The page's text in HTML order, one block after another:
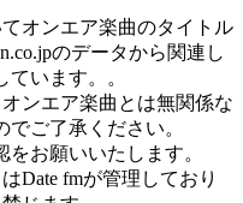
オンエア楽曲のタイトル
のデータから関連し
います。。
ンエア楽曲とは無関係な
ご了承ください。
お願いいたします。
Date fmが管理しており